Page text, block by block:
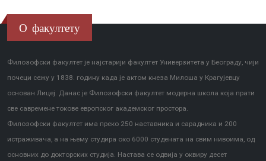
О факултету
Филозофски факултет је најстарији факултет Универзитета у Београду, чији
почеци сежу у 1838. годину када је актом кнеза Милоша у Крагујевцу
основан Лицеј. Данас је Филозофски факултет модерна школа која прати
све савремене токове европског академског простора.
Филозофски факултет има преко 250 наставника и сарадника и 200
истраживача, а на њему студира око 6000 студената на свим нивоима, од
основних до докторских студија. Настава се одвија у оквиру десет